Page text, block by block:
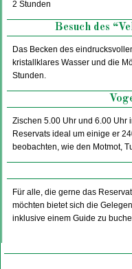
2 Stunden
Besuch des
Das Becken des
kristallklares Wasser und die
Stunden.
Zischen 5.00 Uhr und 6.00 Uhr
Reservats ideal um einige er
beobachten, wie den Motmot,
Für alle, die gerne das
möchten bietet sich die
inklusive einem Guide zu